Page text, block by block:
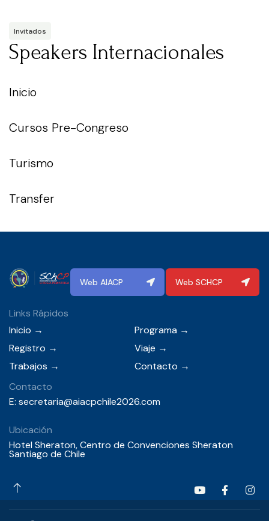
Invitados
Speakers Internacionales
Inicio
Cursos Pre-Congreso
Turismo
Transfer
Web AIACP Web SCHCP
Links Rápidos
Inicio →
Registro →
Trabajos →
Programa →
Viaje →
Contacto →
Contacto
E: secretaria@aiacpchile2026.com
Ubicación
Hotel Sheraton, Centro de Convenciones Sheraton
Santiago de Chile